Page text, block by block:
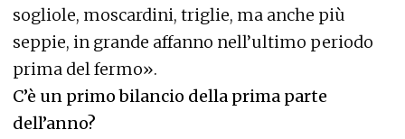
sogliole, moscardini, triglie, ma anche più
seppie, in grande affanno nell’ultimo periodo
prima del fermo».
C’è un primo bilancio della prima parte
dell’anno?